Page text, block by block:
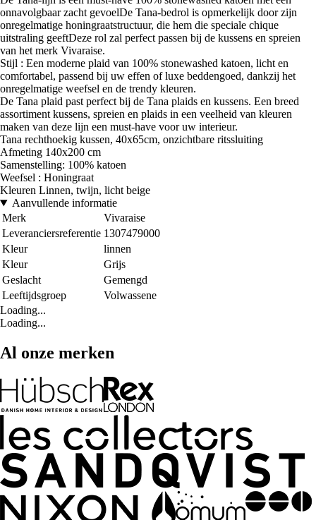
onnavolgbaar zacht gevoelDe Tana-bedrol is opmerkelijk door zijn
onregelmatige honingraatstructuur, die hem die speciale chique
uitstraling geeftDeze rol zal perfect passen bij de kussens en spreien
van het merk Vivaraise.
Stijl : Een moderne plaid van 100% stonewashed katoen, licht en
comfortabel, passend bij uw effen of luxe beddengoed, dankzij het
onregelmatige weefsel en de trendy kleuren.
De Tana plaid past perfect bij de Tana plaids en kussens. Een breed
assortiment kussens, spreien en plaids in een veelheid van kleuren
maken van deze lijn een must-have voor uw interieur.
Tana rechthoekig kussen, 40x65cm, onzichtbare ritssluiting
Afmeting 140x200 cm
Samenstelling: 100% katoen
Weefsel : Honingraat
Kleuren Linnen, twijn, licht beige
Aanvullende informatie
Merk
Vivaraise
Leveranciersreferentie 1307479000
Kleur
linnen
Kleur
Grijs
Geslacht
Gemengd
Leeftijdsgroep
Volwassene
Loading...
Loading...
Al onze merken